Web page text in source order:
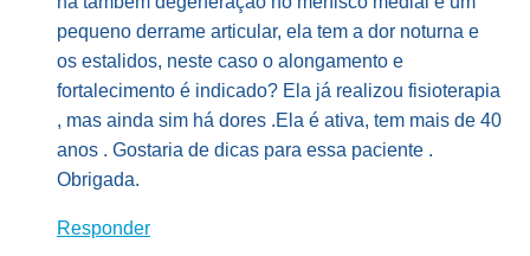
pequeno derrame articular, ela tem a dor noturna e
os estalidos, neste caso o alongamento e
fortalecimento é indicado? Ela já realizou fisioterapia
, mas ainda sim há dores .Ela é ativa, tem mais de 40
anos . Gostaria de dicas para essa paciente .
Obrigada.
Responder